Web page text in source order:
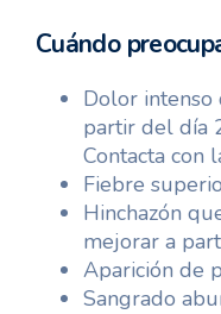
Cuándo
Dolor intenso
partir del día
Contacta con
Fiebre
Hinchazón
mejorar a
Aparición de
Sangrado